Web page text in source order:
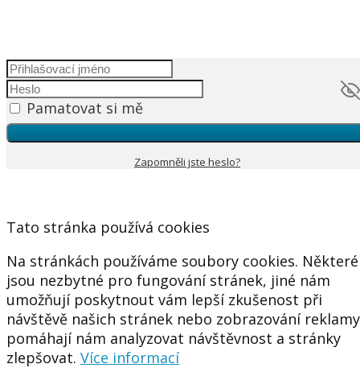
Pamatovat si mě
Zapomněli jste heslo?
Tato stránka používá cookies
Na stránkách používáme soubory cookies. Některé
jsou nezbytné pro fungování stránek, jiné nám
umožňují poskytnout vám lepší zkušenost při
návštěvě našich stránek nebo zobrazování
pomáhají nám analyzovat návštěvnost a stránky
zlepšovat. Více informací